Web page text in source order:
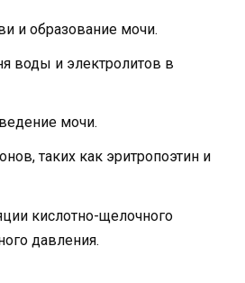
и образование мочи.
воды и электролитов в
мочи.
таких как эритропоэтин и
кислотно-щелочного
давления.